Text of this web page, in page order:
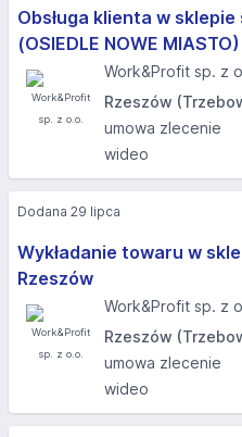
Obsługa klienta w
(OSIEDLE NOWE MIASTO)​
Work&Profit sp. z
Rzeszów
umowa zlecenie
wideo
Wykładanie towaru w
Rzeszów
Work&Profit sp. z
Rzeszów
umowa zlecenie
wideo
Dodana 29 lipca